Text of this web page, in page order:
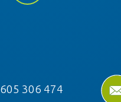
306 474